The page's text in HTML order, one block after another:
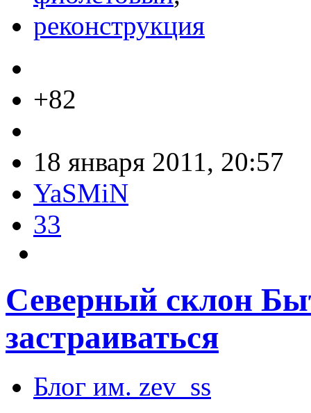
реконструкция
+82
18 января 2011, 20:57
YaSMiN
33
Северный склон
застраиваться
Блог им. zev_ss